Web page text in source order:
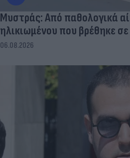
Μυστράς: Από παθολογικά
ηλικιωμένου που βρέθηκε
06.08.2026